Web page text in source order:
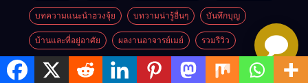
บทความแนะนำฮวงจุ้ย บทวามน่ารู้อื่นๆ บันทึกบุญ
บ้านและที่อยู่อาศัย ผลงานอาจารย์เมย์ รวมรีวิว
รายการTV ฤกษ์มงคล2568 วันสำคัญ วิทยากรบรรยาย